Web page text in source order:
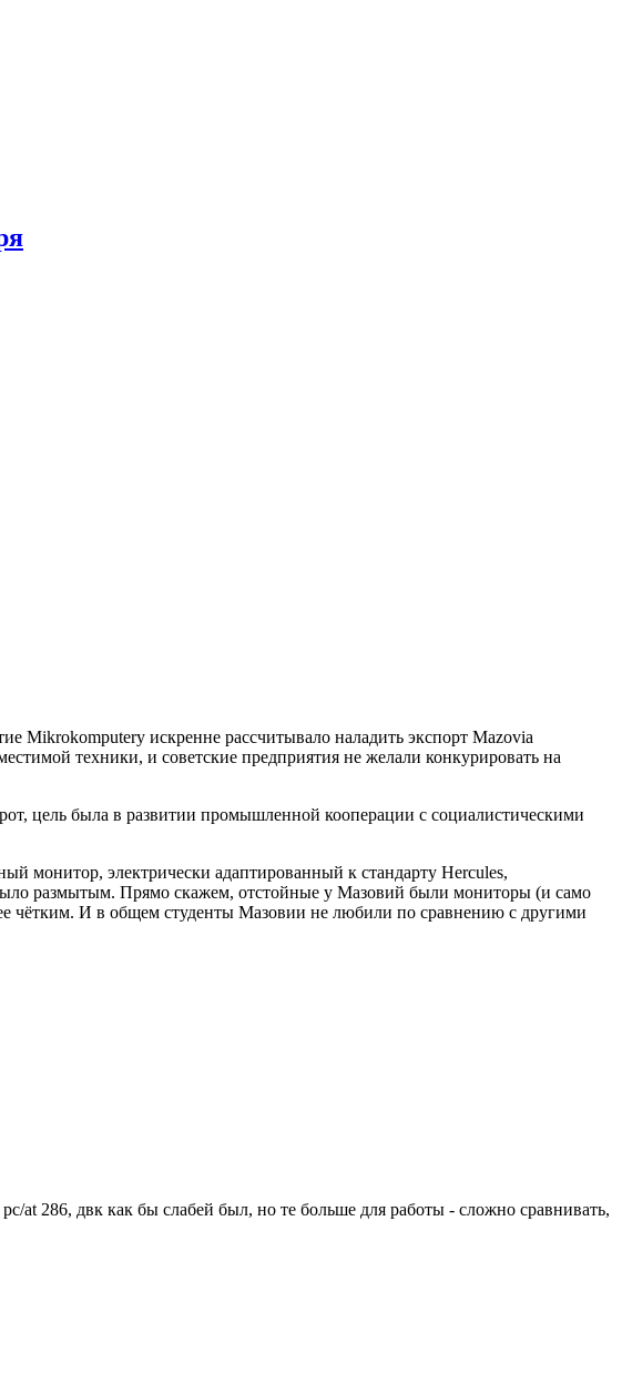
Mikrokomputery искренне рассчитывало наладить экспорт Mazovia
техники, и советские предприятия не желали конкурировать на
цель была в развитии промышленной кооперации с социалистическими
монитор, электрически адаптированный к стандарту Hercules,
размытым. Прямо скажем, отстойные у Мазовий были мониторы (и само
чётким. И в общем студенты Мазовии не любили по сравнению с другими
at 286, двк как бы слабей был, но те больше для работы - сложно сравнивать,